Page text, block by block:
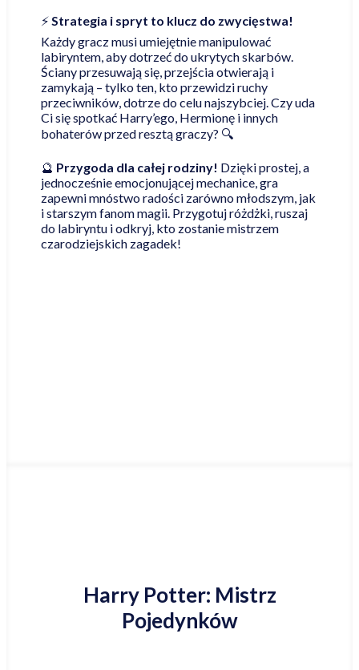
⚡Strategia i spryt to klucz do zwycięstwa!
Każdy gracz musi umiejętnie manipulować
labiryntem, aby dotrzeć do ukrytych skarbów.
Ściany przesuwają się, przejścia otwierają i
zamykają – tylko ten, kto przewidzi ruchy
przeciwników, dotrze do celu najszybciej. Czy uda
Ci się spotkać Harry’ego, Hermionę i innych
bohaterów przed resztą graczy? 🔍
🔮 Przygoda dla całej rodziny! Dzięki prostej, a
jednocześnie emocjonującej mechanice, gra
zapewni mnóstwo radości zarówno młodszym, jak
i starszym fanom magii. Przygotuj różdżki, ruszaj
do labiryntu i odkryj, kto zostanie mistrzem
czarodziejskich zagadek!
Harry Potter: Mistrz
Pojedynków